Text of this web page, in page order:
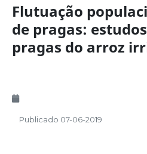
Flutuação
de pragas:
pragas do arroz
Publicado 07-06-2019